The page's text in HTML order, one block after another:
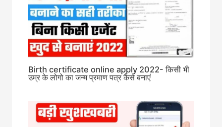
Birth certificate online apply 2022- किसी भी
उम्र के लोगो का जन्म प्रमाण पत्र कैसे बनाएं